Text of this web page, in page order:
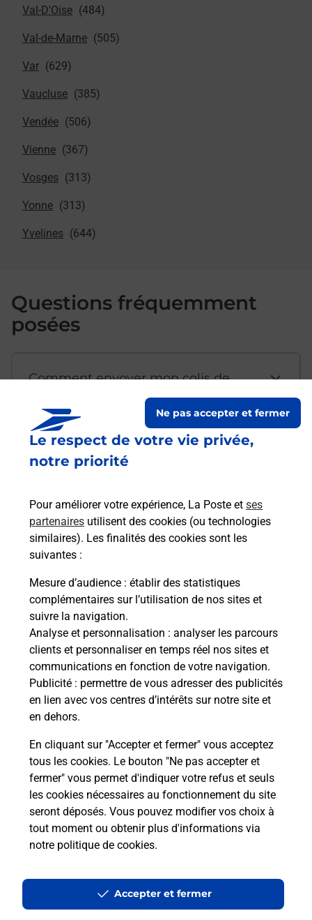
Le respect de votre vie privée,
notre priorité
Pour améliorer votre expérience, La Poste et ses
partenaires utilisent des cookies (ou technologies
similaires). Les finalités des cookies sont les
suivantes :
Mesure d’audience : établir des statistiques
complémentaires sur l’utilisation de nos sites et
suivre la navigation.
Analyse et personnalisation : analyser les parcours
clients et personnaliser en temps réel nos sites et
communications en fonction de votre navigation.
Publicité : permettre de vous adresser des publicités
en lien avec vos centres d’intérêts sur notre site et
en dehors.
En cliquant sur "Accepter et fermer" vous acceptez
tous les cookies. Le bouton "Ne pas accepter et
fermer" vous permet d'indiquer votre refus et seuls
les cookies nécessaires au fonctionnement du site
seront déposés. Vous pouvez modifier vos choix à
tout moment ou obtenir plus d'informations via
notre politique de cookies.
Ne pas accepter et fermer
Accepter et fermer
Val-D'Oise
Val-de-Marne
Var
Vaucluse
Vendée
Vienne
Vosges
Yonne
Yvelines
Questions fréquemment
posées
Comment envoyer mon colis de
Est-il possible d’acheter un
emballage directement depuis un
Comment demander une
modification de livraison ?
Comment La Poste participe-t-elle
à votre sécurité au quotidien ?
Puis-je passer mon code de la route
avec La Poste et sous quelles
conditions ?
Localiser Liste
Accessibilité : partiellement conforme